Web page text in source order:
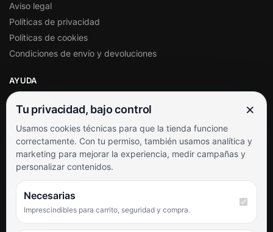
Aviso legal
Políticas de privacidad
Políticas de cookies
Condiciones de envío y devoluciones
AYUDA
Soporte al cliente
Contacto
Términos y condiciones
Preguntas frecuentes
SÍGUENOS
Facebook
Tu privacidad, bajo control ×
Usamos cookies técnicas para que la tienda funcione
correctamente. Con tu permiso, también usamos analítica y
marketing para mejorar la experiencia, medir campañas y
personalizar contenidos.
Necesarias
Imprescindibles para carrito, seguridad y compra.